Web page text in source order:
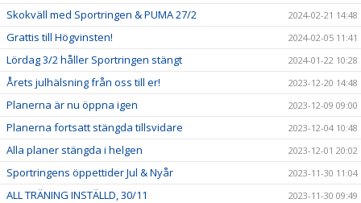
Skokväll med Sportringen & PUMA 27/2 2024-02-21 14:48
Grattis till Högvinsten! 2024-02-05 11:41
Lördag 3/2 håller Sportringen stängt 2024-01-22 10:28
Årets julhälsning från oss till er! 2023-12-20 14:48
Planerna är nu öppna igen 2023-12-09 09:00
Planerna fortsatt stängda tillsvidare 2023-12-04 10:48
Alla planer stängda i helgen 2023-12-01 20:02
Sportringens öppettider Jul & Nyår 2023-11-30 11:04
ALL TRÄNING INSTÄLLD, 30/11 2023-11-30 09:49